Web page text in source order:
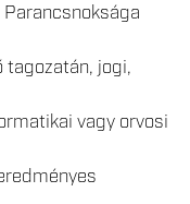
tagozatán, jogi,
vagy orvosi